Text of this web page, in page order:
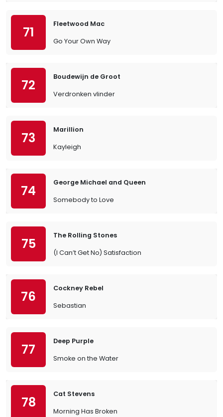
71
Fleetwood Mac
Go Your Own Way
72
Boudewijn de Groot
Verdronken vlinder
73
Marillion
Kayleigh
74
George Michael and Queen
Somebody to Love
75
The Rolling Stones
(I Can’t Get No) Satisfaction
76
Cockney Rebel
Sebastian
77
Deep Purple
Smoke on the Water
78
Cat Stevens
Morning Has Broken